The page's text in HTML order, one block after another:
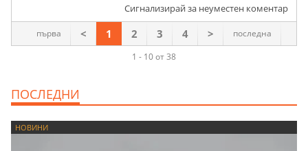
Сигнализирай за неуместен коментар
1 - 10 от 38
първа < 1 2 3 4 > последна
ПОСЛЕДНИ
НОВИНИ